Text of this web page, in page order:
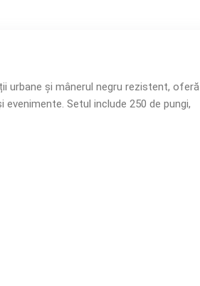
urbane și mânerul negru rezistent, oferă
Setul include 250 de pungi,